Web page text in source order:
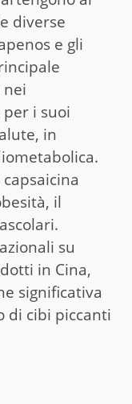
diverse
e gli
i suoi
in
il
su
in Cina,
significativa
di cibi piccanti